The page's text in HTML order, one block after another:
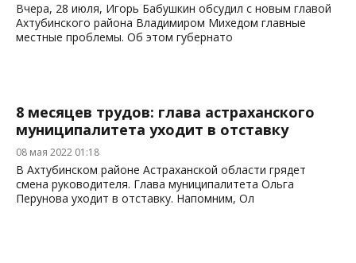
Вчера, 28 июля, Игорь Бабушкин обсудил с новым главой
Ахтубинского района Владимиром Михедом главные
местные проблемы. Об этом губернато
8 месяцев трудов: глава астраханского
муниципалитета уходит в отставку
08 мая 2022 01:18
В Ахтубинском районе Астраханской области грядет
смена руководителя. Глава муниципалитета Ольга
Перунова уходит в отставку. Напомним, Ол